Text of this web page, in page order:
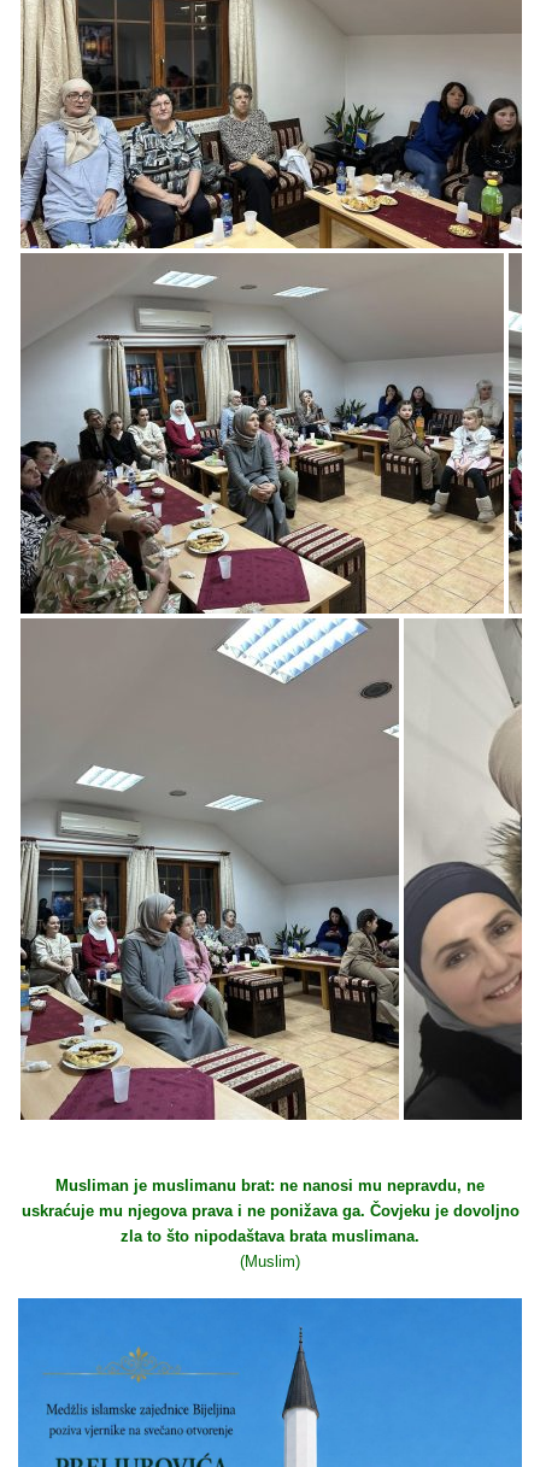
Musliman je muslimanu brat: ne nanosi mu nepravdu, ne
uskraćuje mu njegova prava i ne ponižava ga. Čovjeku je dovoljno
zla to što nipodaštava brata muslimana.
(Muslim)